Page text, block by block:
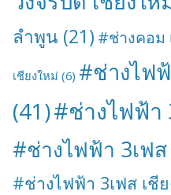
ลำพูน (21) #ช่างคอม
เชียงใหม่ (6) #ช่างไฟ
(41)#ช่างไฟฟ้า
#ช่างไฟฟ้า 3เฟส
#ช่างไฟฟ้า 3เฟส เชี